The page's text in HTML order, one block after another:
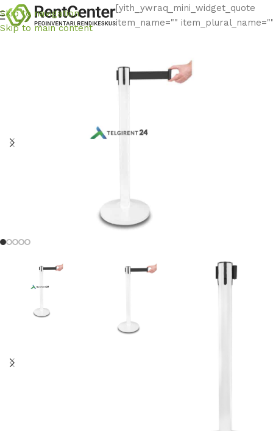
Skip to navigation
Skip to main content
[yith_ywraq_mini_widget_quote
item_name=""